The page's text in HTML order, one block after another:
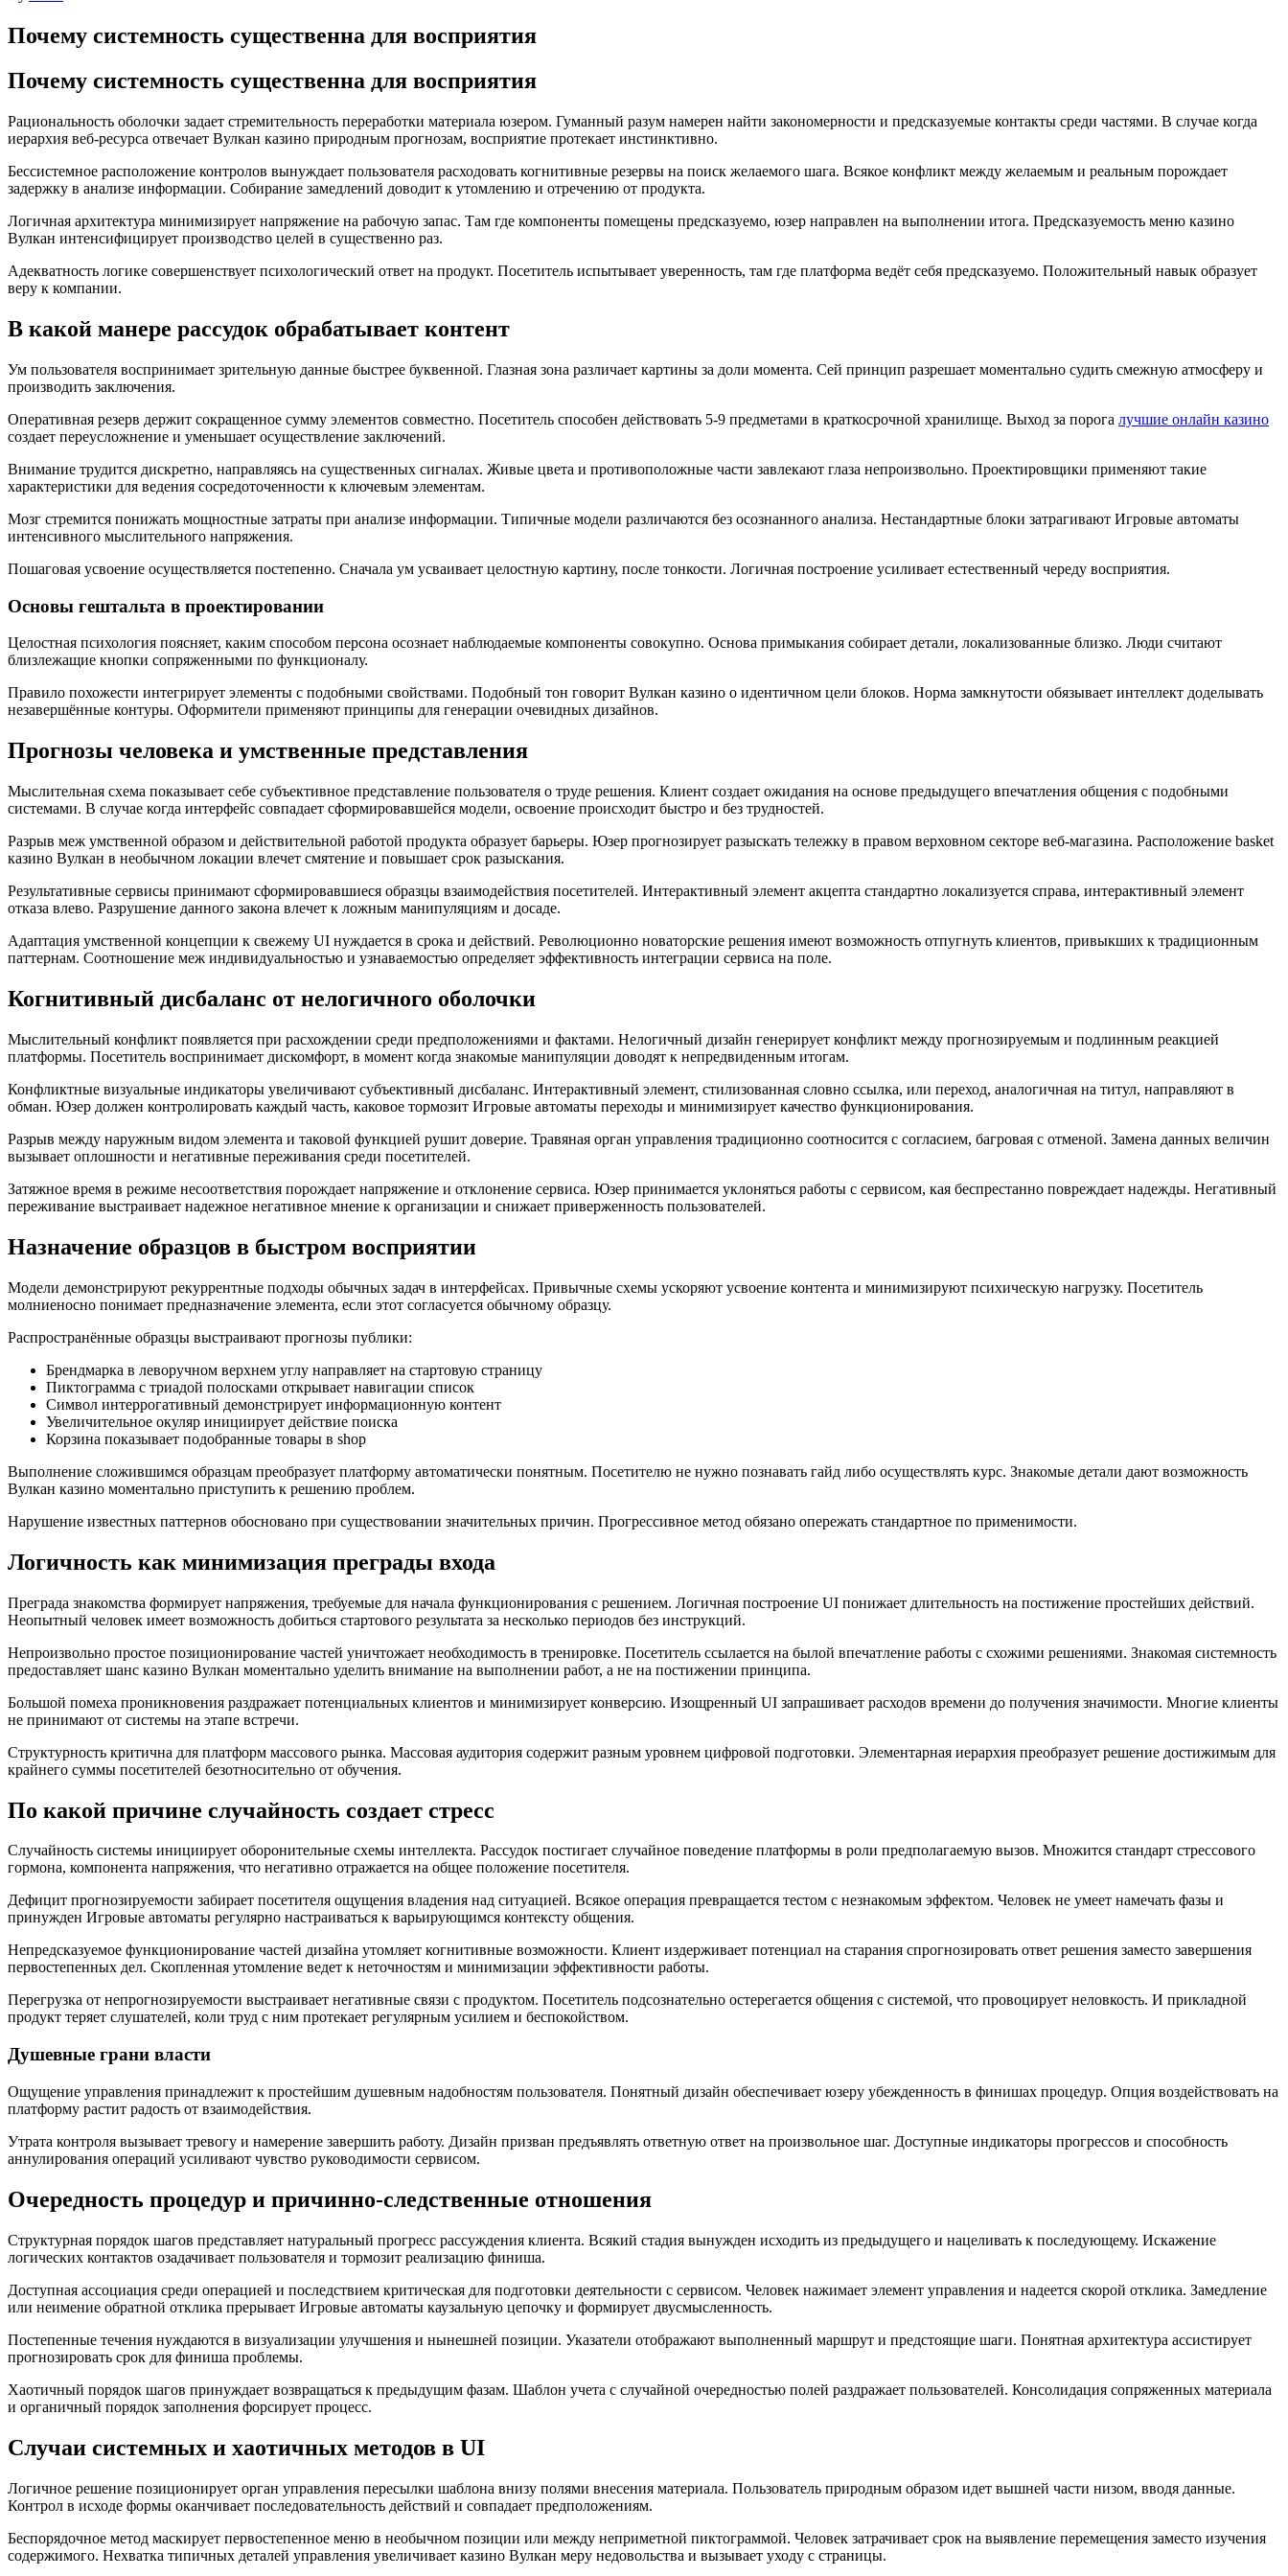
Почему системность существенна для восприятия
Почему системность существенна для восприятия
Рациональность оболочки задает стремительность переработки материала юзером. Гуманный разум намерен найти закономерности и предсказуемые контакты среди частями. В случае когда
иерархия веб-ресурса отвечает Вулкан казино природным прогнозам, восприятие протекает инстинктивно.
Бессистемное расположение контролов вынуждает пользователя расходовать когнитивные резервы на поиск желаемого шага. Всякое конфликт между желаемым и реальным порождает
задержку в анализе информации. Собирание замедлений доводит к утомлению и отречению от продукта.
Логичная архитектура минимизирует напряжение на рабочую запас. Там где компоненты помещены предсказуемо, юзер направлен на выполнении итога. Предсказуемость меню казино
Вулкан интенсифицирует производство целей в существенно раз.
Адекватность логике совершенствует психологический ответ на продукт. Посетитель испытывает уверенность, там где платформа ведёт себя предсказуемо. Положительный навык образует
веру к компании.
В какой манере рассудок обрабатывает контент
Ум пользователя воспринимает зрительную данные быстрее буквенной. Глазная зона различает картины за доли момента. Сей принцип разрешает моментально судить смежную атмосферу и
производить заключения.
Оперативная резерв держит сокращенное сумму элементов совместно. Посетитель способен действовать 5-9 предметами в краткосрочной хранилище. Выход за порога лучшие онлайн казино
создает переусложнение и уменьшает осуществление заключений.
Внимание трудится дискретно, направляясь на существенных сигналах. Живые цвета и противоположные части завлекают глаза непроизвольно. Проектировщики применяют такие
характеристики для ведения сосредоточенности к ключевым элементам.
Мозг стремится понижать мощностные затраты при анализе информации. Типичные модели различаются без осознанного анализа. Нестандартные блоки затрагивают Игровые автоматы
интенсивного мыслительного напряжения.
Пошаговая усвоение осуществляется постепенно. Сначала ум усваивает целостную картину, после тонкости. Логичная построение усиливает естественный череду восприятия.
Основы гештальта в проектировании
Целостная психология поясняет, каким способом персона осознает наблюдаемые компоненты совокупно. Основа примыкания собирает детали, локализованные близко. Люди считают
близлежащие кнопки сопряженными по функционалу.
Правило похожести интегрирует элементы с подобными свойствами. Подобный тон говорит Вулкан казино о идентичном цели блоков. Норма замкнутости обязывает интеллект доделывать
незавершённые контуры. Оформители применяют принципы для генерации очевидных дизайнов.
Прогнозы человека и умственные представления
Мыслительная схема показывает себе субъективное представление пользователя о труде решения. Клиент создает ожидания на основе предыдущего впечатления общения с подобными
системами. В случае когда интерфейс совпадает сформировавшейся модели, освоение происходит быстро и без трудностей.
Разрыв меж умственной образом и действительной работой продукта образует барьеры. Юзер прогнозирует разыскать тележку в правом верховном секторе веб-магазина. Расположение basket
казино Вулкан в необычном локации влечет смятение и повышает срок разыскания.
Результативные сервисы принимают сформировавшиеся образцы взаимодействия посетителей. Интерактивный элемент акцепта стандартно локализуется справа, интерактивный элемент
отказа влево. Разрушение данного закона влечет к ложным манипуляциям и досаде.
Адаптация умственной концепции к свежему UI нуждается в срока и действий. Революционно новаторские решения имеют возможность отпугнуть клиентов, привыкших к традиционным
паттернам. Соотношение меж индивидуальностью и узнаваемостью определяет эффективность интеграции сервиса на поле.
Когнитивный дисбаланс от нелогичного оболочки
Мыслительный конфликт появляется при расхождении среди предположениями и фактами. Нелогичный дизайн генерирует конфликт между прогнозируемым и подлинным реакцией
платформы. Посетитель воспринимает дискомфорт, в момент когда знакомые манипуляции доводят к непредвиденным итогам.
Конфликтные визуальные индикаторы увеличивают субъективный дисбаланс. Интерактивный элемент, стилизованная словно ссылка, или переход, аналогичная на титул, направляют в
обман. Юзер должен контролировать каждый часть, каковое тормозит Игровые автоматы переходы и минимизирует качество функционирования.
Разрыв между наружным видом элемента и таковой функцией рушит доверие. Травяная орган управления традиционно соотносится с согласием, багровая с отменой. Замена данных величин
вызывает оплошности и негативные переживания среди посетителей.
Затяжное время в режиме несоответствия порождает напряжение и отклонение сервиса. Юзер принимается уклоняться работы с сервисом, кая беспрестанно повреждает надежды. Негативный
переживание выстраивает надежное негативное мнение к организации и снижает приверженность пользователей.
Назначение образцов в быстром восприятии
Модели демонстрируют рекуррентные подходы обычных задач в интерфейсах. Привычные схемы ускоряют усвоение контента и минимизируют психическую нагрузку. Посетитель
молниеносно понимает предназначение элемента, если этот согласуется обычному образцу.
Распространённые образцы выстраивают прогнозы публики:
Брендмарка в леворучном верхнем углу направляет на стартовую страницу
Пиктограмма с триадой полосками открывает навигации список
Символ интеррогативный демонстрирует информационную контент
Увеличительное окуляр инициирует действие поиска
Корзина показывает подобранные товары в shop
Выполнение сложившимся образцам преобразует платформу автоматически понятным. Посетителю не нужно познавать гайд либо осуществлять курс. Знакомые детали дают возможность
Вулкан казино моментально приступить к решению проблем.
Нарушение известных паттернов обосновано при существовании значительных причин. Прогрессивное метод обязано опережать стандартное по применимости.
Логичность как минимизация преграды входа
Преграда знакомства формирует напряжения, требуемые для начала функционирования с решением. Логичная построение UI понижает длительность на постижение простейших действий.
Неопытный человек имеет возможность добиться стартового результата за несколько периодов без инструкций.
Непроизвольно простое позиционирование частей уничтожает необходимость в тренировке. Посетитель ссылается на былой впечатление работы с схожими решениями. Знакомая системность
предоставляет шанс казино Вулкан моментально уделить внимание на выполнении работ, а не на постижении принципа.
Большой помеха проникновения раздражает потенциальных клиентов и минимизирует конверсию. Изощренный UI запрашивает расходов времени до получения значимости. Многие клиенты
не принимают от системы на этапе встречи.
Структурность критична для платформ массового рынка. Массовая аудитория содержит разным уровнем цифровой подготовки. Элементарная иерархия преобразует решение достижимым для
крайнего суммы посетителей безотносительно от обучения.
По какой причине случайность создает стресс
Случайность системы инициирует оборонительные схемы интеллекта. Рассудок постигает случайное поведение платформы в роли предполагаемую вызов. Множится стандарт стрессового
гормона, компонента напряжения, что негативно отражается на общее положение посетителя.
Дефицит прогнозируемости забирает посетителя ощущения владения над ситуацией. Всякое операция превращается тестом с незнакомым эффектом. Человек не умеет намечать фазы и
принужден Игровые автоматы регулярно настраиваться к варьирующимся контексту общения.
Непредсказуемое функционирование частей дизайна утомляет когнитивные возможности. Клиент издерживает потенциал на старания спрогнозировать ответ решения заместо завершения
первостепенных дел. Скопленная утомление ведет к неточностям и минимизации эффективности работы.
Перегрузка от непрогнозируемости выстраивает негативные связи с продуктом. Посетитель подсознательно остерегается общения с системой, что провоцирует неловкость. И прикладной
продукт теряет слушателей, коли труд с ним протекает регулярным усилием и беспокойством.
Душевные грани власти
Ощущение управления принадлежит к простейшим душевным надобностям пользователя. Понятный дизайн обеспечивает юзеру убежденность в финишах процедур. Опция воздействовать на
платформу растит радость от взаимодействия.
Утрата контроля вызывает тревогу и намерение завершить работу. Дизайн призван предъявлять ответную ответ на произвольное шаг. Доступные индикаторы прогрессов и способность
аннулирования операций усиливают чувство руководимости сервисом.
Очередность процедур и причинно-следственные отношения
Структурная порядок шагов представляет натуральный прогресс рассуждения клиента. Всякий стадия вынужден исходить из предыдущего и нацеливать к последующему. Искажение
логических контактов озадачивает пользователя и тормозит реализацию финиша.
Доступная ассоциация среди операцией и последствием критическая для подготовки деятельности с сервисом. Человек нажимает элемент управления и надеется скорой отклика. Замедление
или неимение обратной отклика прерывает Игровые автоматы каузальную цепочку и формирует двусмысленность.
Постепенные течения нуждаются в визуализации улучшения и нынешней позиции. Указатели отображают выполненный маршрут и предстоящие шаги. Понятная архитектура ассистирует
прогнозировать срок для финиша проблемы.
Хаотичный порядок шагов принуждает возвращаться к предыдущим фазам. Шаблон учета с случайной очередностью полей раздражает пользователей. Консолидация сопряженных материала
и органичный порядок заполнения форсирует процесс.
Случаи системных и хаотичных методов в UI
Логичное решение позиционирует орган управления пересылки шаблона внизу полями внесения материала. Пользователь природным образом идет вышней части низом, вводя данные.
Контрол в исходе формы оканчивает последовательность действий и совпадает предположениям.
Беспорядочное метод маскирует первостепенное меню в необычном позиции или между неприметной пиктограммой. Человек затрачивает срок на выявление перемещения заместо изучения
содержимого. Нехватка типичных деталей управления увеличивает казино Вулкан меру недовольства и вызывает уходу с страницы.